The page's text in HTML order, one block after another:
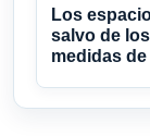
Los
salvo de
medidas